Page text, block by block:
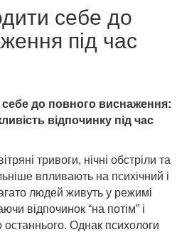
себе до
під час
до повного виснаження:
відпочинку під час
тривоги, нічні обстріли та
впливають на психічний і
людей живуть у режимі
відпочинок “на потім” і
Однак психологи